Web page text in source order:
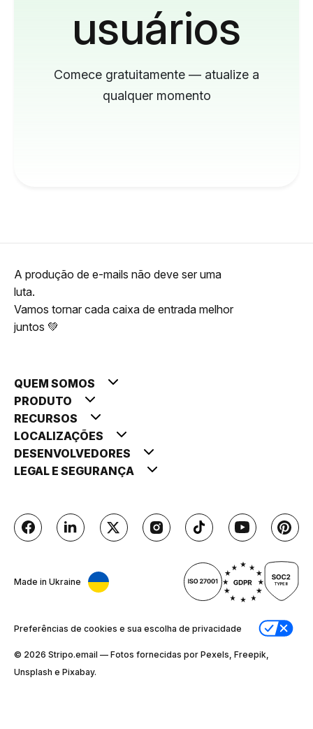
usuários
Comece gratuitamente — atualize a
qualquer momento
A produção de e-mails não deve ser uma
luta.
Vamos tornar cada caixa de entrada melhor
juntos 💚
QUEM SOMOS
PRODUTO
RECURSOS
LOCALIZAÇÕES
DESENVOLVEDORES
LEGAL E SEGURANÇA
Made in Ukraine
Preferências de cookies e sua escolha de privacidade
© 2026 Stripо.email — Fotos fornecidas por Pexels, Freepik,
Unsplash e Pixabay.